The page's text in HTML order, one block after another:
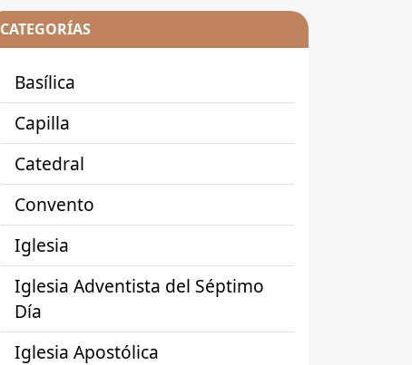
CATEGORÍAS
Basílica
Capilla
Catedral
Convento
Iglesia
Iglesia Adventista del Séptimo
Día
Iglesia Apostólica